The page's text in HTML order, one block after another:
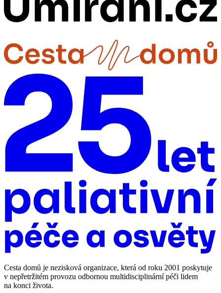
Cesta domů je nezisková organizace, která od roku 2001 poskytuje
v nepřetržitém provozu odbornou multidisciplinární péči lidem
na konci života.